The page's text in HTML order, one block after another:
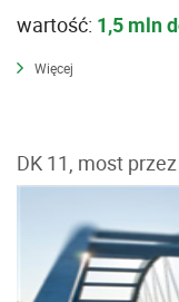
wartość: 1,5 mln
Więcej
DK 11, most